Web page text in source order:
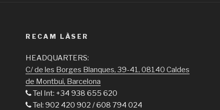
RECAM LÀSER
HEADQUARTERS:
C/ de les Borges Blanques, 39-41, 08140 Caldes
de Montbui, Barcelona
Tel Int: +34 938 655 620
Tel: 902 420 902 / 608 794 024